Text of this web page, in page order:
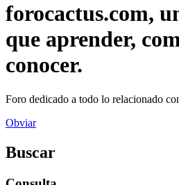
forocactus.com,
que aprender,
conocer.
Foro dedicado a todo lo relacionado
Obviar
Buscar